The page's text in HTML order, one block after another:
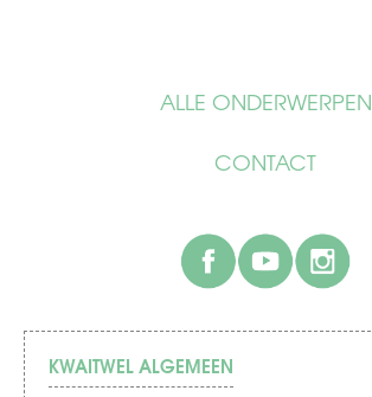
ALLE ONDERWERPEN
CONTACT
facebook
KWAITWEL ALGEMEEN